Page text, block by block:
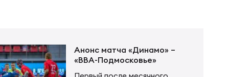
Анонс матча «Динамо» –
«ВВА-Подмосковье»